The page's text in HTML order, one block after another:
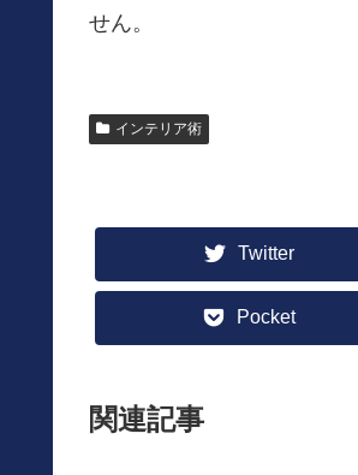
せん。
インテリア術
Twitter
Pocket
関連記事